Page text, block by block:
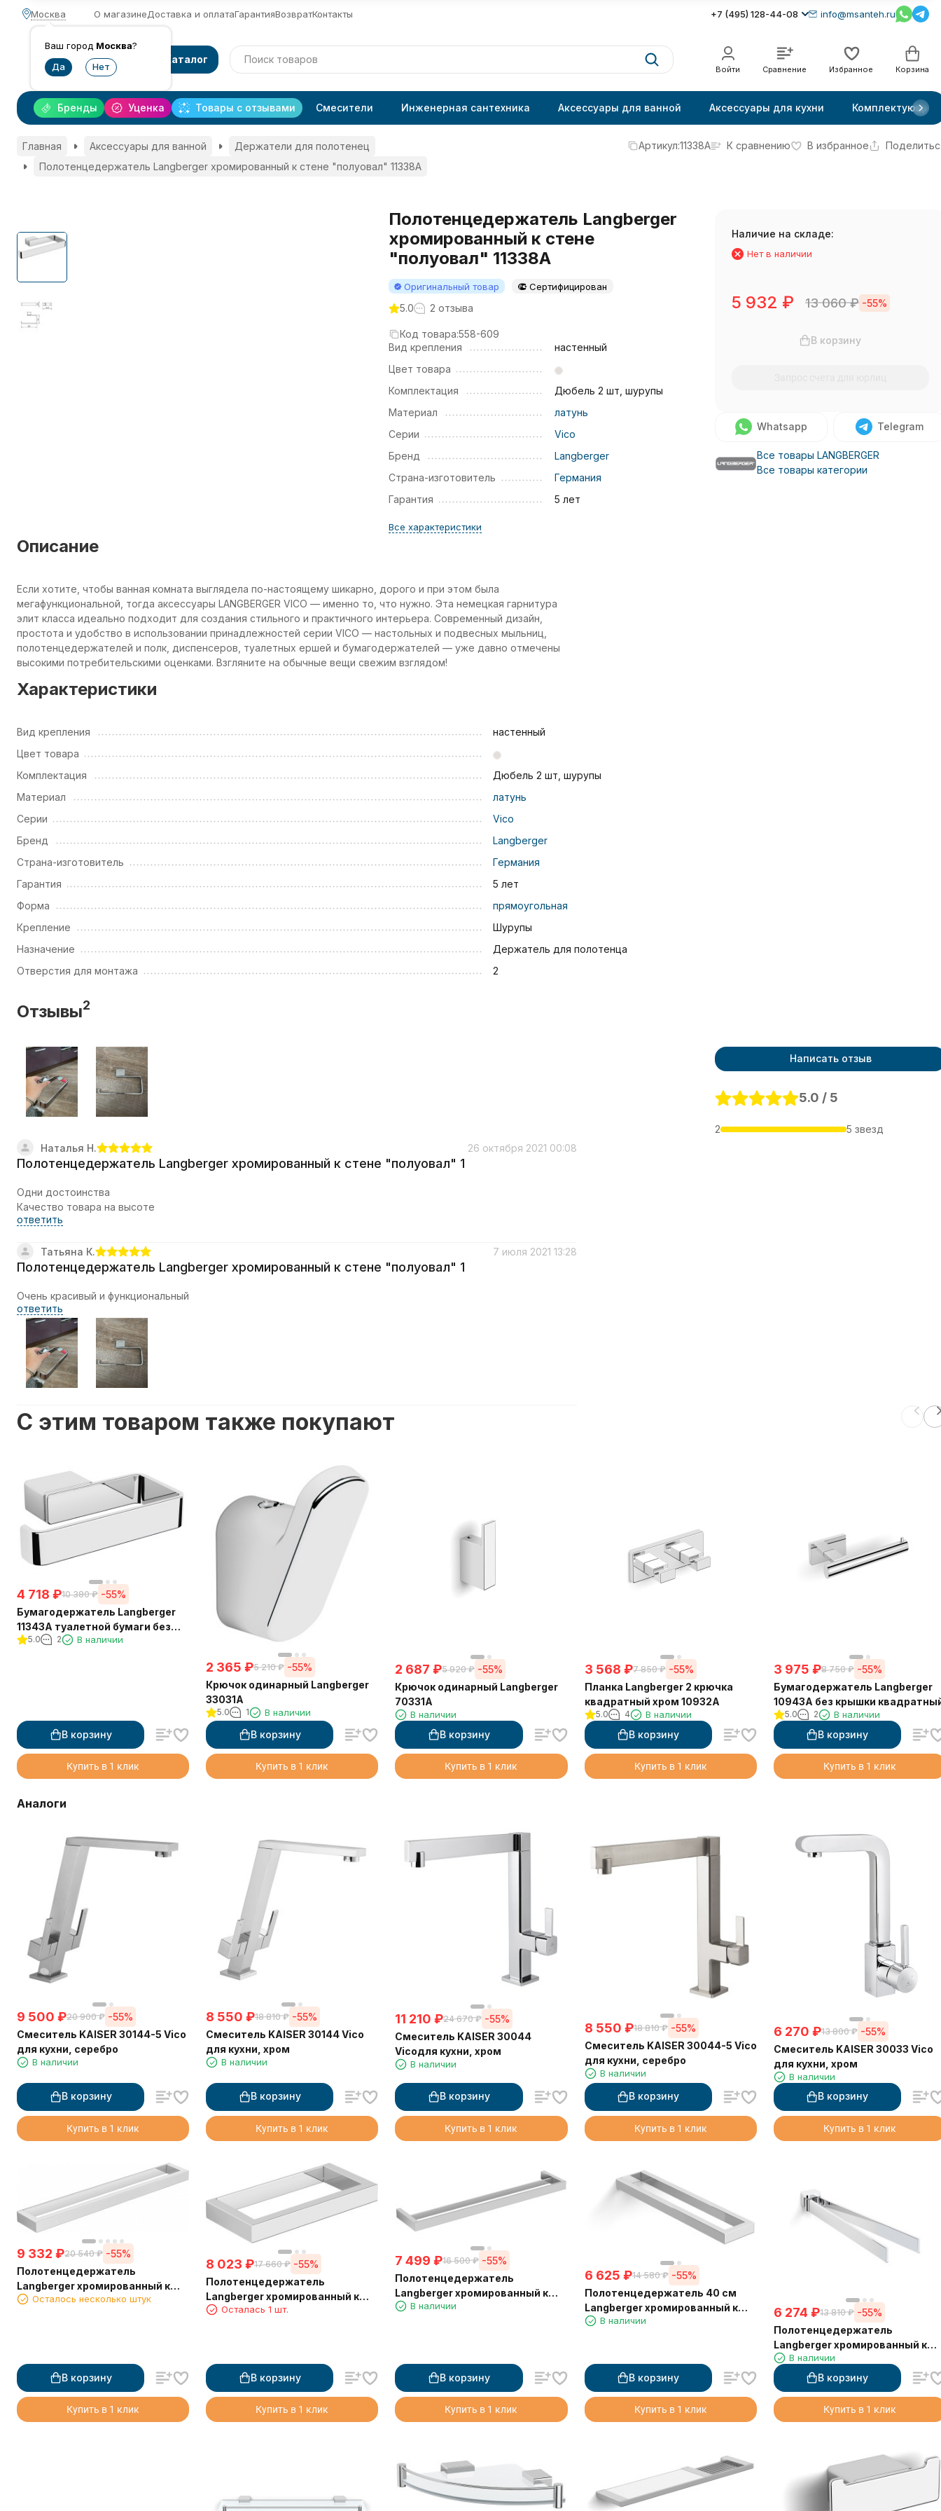
Москва
Ваш город Москва?
О магазинеДоставка и оплатаГарантияВозвратКонтакты +7 (495) 128-44-08 info@msanteh.ru
Каталог
Войти Сравнение Избранное Корзина
Уценка Товары с отзывами
Бренды Смесители Инженерная сантехника Аксессуары для ванной Аксессуары для кухни Комплектующие
Главная Аксессуары для ванной
Держатели для полотенец
Полотенцедержатель Langberger хромированный к стене "полуовал" 11338A
Артикул:11338A К сравнению В избранное
Полотенцедержатель Langberger
хромированный к стене
"полуовал" 11338A
Оригинальный товар Сертифицирован
5.0 2 отзыва
Код товара:558-609
Вид крепления
настенный
Цвет товара
Комплектация
Дюбель 2 шт, шурупы
Материал
латунь
Серии
Vico
Бренд
Langberger
Страна-изготовитель
Германия
Гарантия
5 лет
Все характеристики
Наличие на складе:
Нет в наличии
5 932 ₽ 13 060₽ -55%
В корзину
Whatsapp Telegram
Все товары LANGBERGER
Все товары категории
Описание
Если хотите, чтобы ванная комната выглядела по-настоящему шикарно, дорого и при этом была
мегафункциональной, тогда аксессуары LANGBERGER VICO — именно то, что нужно. Эта немецкая гарнитура
элит класса идеально подходит для создания стильного и практичного интерьера. Современный дизайн,
простота и удобство в использовании принадлежностей серии VICO — настольных и подвесных мыльниц,
полотенцедержателей и полк, диспенсеров, туалетных ершей и бумагодержателей — уже давно отмечены
высокими потребительскими оценками. Взгляните на обычные вещи свежим взглядом!
Характеристики
Вид крепления
настенный
Цвет товара
Комплектация
Дюбель 2 шт, шурупы
Материал
латунь
Серии
Vico
Бренд
Langberger
Страна-изготовитель
Германия
Гарантия
5 лет
Форма
прямоугольная
Крепление
Шурупы
Назначение
Держатель для полотенца
Отверстия для монтажа
2
Отзывы2
Наталья Н. 26 октября 2021 00:08
Полотенцедержатель Langberger хромированный к стене "полуовал" 1
Одни достоинства
Качество товара на высоте
ответить
Татьяна К. 7 июля 2021 13:28
Полотенцедержатель Langberger хромированный к стене "полуовал" 1
Очень красивый и функциональный
ответить
Написать отзыв
5.0 / 5
2 5 звезд
C этим товаром также покупают
4 718 ₽10 380 ₽ -55%
Бумагодержатель Langberger
11343A туалетной бумаги без
крышки квадратный
5.0 2 В наличии
В корзину
Купить в 1 клик
2 365 ₽5 210 ₽ -55%
Крючок одинарный Langberger
33031A
5.0 1 В наличии
В корзину
Купить в 1 клик
2 687 ₽5 920 ₽ -55%
Крючок одинарный Langberger
70331A
В наличии
В корзину
Купить в 1 клик
3 568 ₽7 850 ₽ -55%
Планка Langberger 2 крючка
квадратный хром 10932A
5.0 4 В наличии
В корзину
Купить в 1 клик
3 975 ₽8 750 ₽ -55%
Бумагодержатель Langberger
10943A без крышки
5.0 2 В наличии
В корзину
Купить в 1 клик
Аналоги
9 500 ₽20 900 ₽ -55%
Смеситель KAISER 30144-5 Vico
для кухни, серебро
В наличии
В корзину
Купить в 1 клик
8 550 ₽18 810 ₽ -55%
Смеситель KAISER 30144 Vico
для кухни, хром
В наличии
В корзину
Купить в 1 клик
11 210 ₽24 670 ₽ -55%
Смеситель KAISER 30044
Vicoдля кухни, хром
В наличии
В корзину
Купить в 1 клик
8 550 ₽18 810 ₽ -55%
Смеситель KAISER 30044-5 Vico
для кухни, серебро
В наличии
В корзину
Купить в 1 клик
6 270 ₽13 800 ₽ -55%
Смеситель KAISER 30033 Vico
для кухни, хром
В наличии
В корзину
Купить в 1 клик
9 332 ₽20 540 ₽ -55%
Полотенцедержатель
Langberger хромированный к
стене одинарный 45 см 30001D
Осталось несколько штук
В корзину
Купить в 1 клик
8 023 ₽17 660 ₽ -55%
Полотенцедержатель
Langberger хромированный к
стене одинарный 22 см 30038A
Осталась 1 шт.
В корзину
Купить в 1 клик
7 499 ₽16 500 ₽ -55%
Полотенцедержатель
Langberger хромированный к
стене двойной 60 см 36002A
В наличии
В корзину
Купить в 1 клик
6 625 ₽14 580 ₽ -55%
Полотенцедержатель 40 см
Langberger хромированный к
стене двойной 30008A
В наличии
В корзину
Купить в 1 клик
6 274 ₽13 810 ₽ -55%
Полотенцедержатель
Langberger хромированный к
стене двойной поворотный
11308A
В наличии
В корзину
Купить в 1 клик